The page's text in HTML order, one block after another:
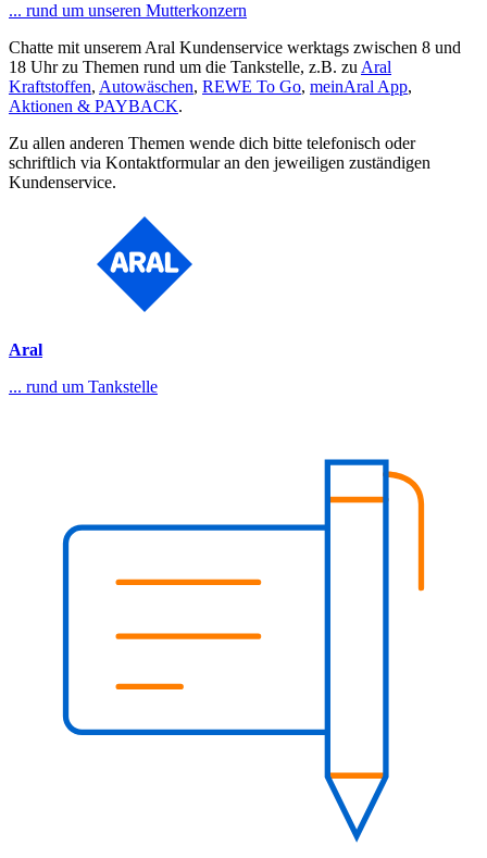
... rund um unseren Mutterkonzern
Chatte mit unserem Aral Kundenservice werktags zwischen 8 und
18 Uhr zu Themen rund um die Tankstelle, z.B. zu Aral
Kraftstoffen, Autowäschen, REWE To Go, meinAral App,
Aktionen & PAYBACK.
Zu allen anderen Themen wende dich bitte telefonisch oder
schriftlich via Kontaktformular an den jeweiligen zuständigen
Kundenservice.
Aral
... rund um Tankstelle